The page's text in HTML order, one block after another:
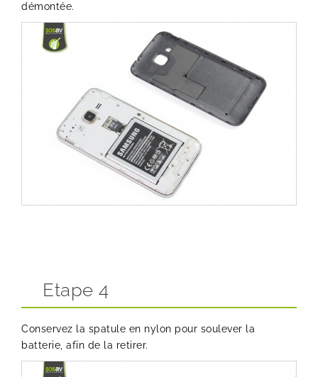
démontée.
Etape 4
Conservez la spatule en nylon pour soulever la
batterie, afin de la retirer.